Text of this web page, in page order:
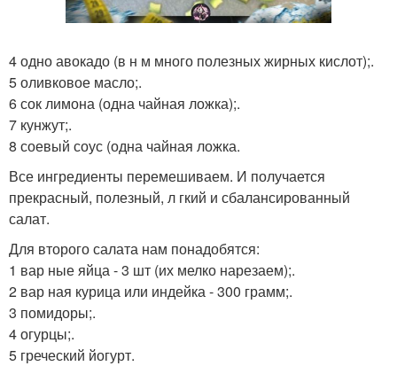
4 одно авокадо (в н м много полезных жирных кислот);.
5 оливковое масло;.
6 сок лимона (одна чайная ложка);.
7 кунжут;.
8 соевый соус (одна чайная ложка.
Все ингредиенты перемешиваем. И получается
прекрасный, полезный, л гкий и сбалансированный
салат.
Для второго салата нам понадобятся:
1 вар ные яйца - 3 шт (их мелко нарезаем);.
2 вар ная курица или индейка - 300 грамм;.
3 помидоры;.
4 огурцы;.
5 греческий йогурт.